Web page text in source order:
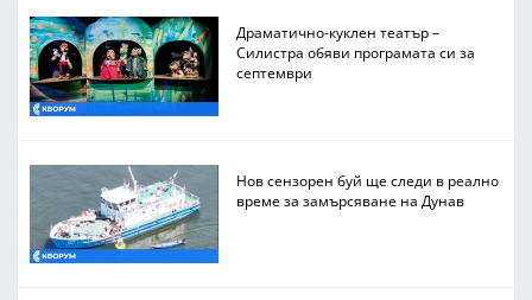
Драматично-куклен театър –
Силистра обяви програмата си за
септември
Нов сензорен буй ще следи в реално
време за замърсяване на Дунав